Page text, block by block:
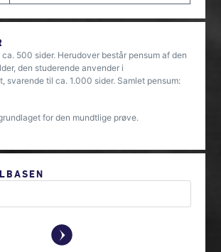
500 sider. Herudover består pensum af den
den studerende anvender i
svarende til ca. 1.000 sider. Samlet pensum:
for den mundtlige prøve.
y